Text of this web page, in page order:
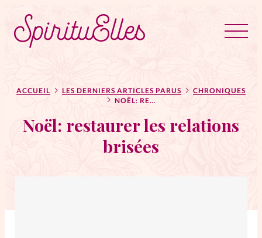
Tous les articles
Actus
Actus au féminin
ACCUEIL LES DERNIERS ARTICLES PARUS
CHRONIQUES
NOËL: RESTAURER LES RELATIONS BRISÉES
Noël: restaurer les relations
brisées